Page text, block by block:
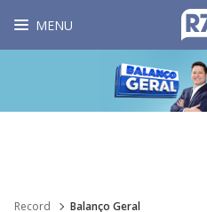
MENU
Record Balanço Geral